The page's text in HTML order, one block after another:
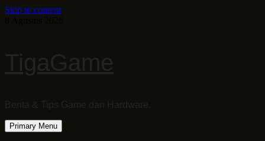
Skip to content
TigaGame
Berita & Tips Game dan Hardware.
Primary Menu